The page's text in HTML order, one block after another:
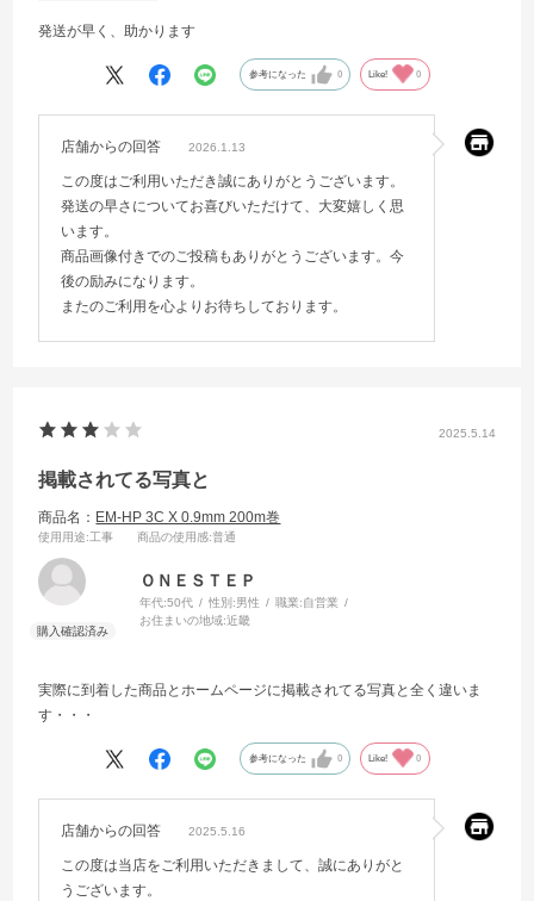
発送が早く、助かります
参考になった 0 Like! 0
店舗からの回答 2026.1.13
この度はご利用いただき誠にありがとうございます。
発送の早さについてお喜びいただけて、大変嬉しく思
います。
商品画像付きでのご投稿もありがとうございます。今
後の励みになります。
またのご利用を心よりお待ちしております。
2025.5.14
掲載されてる写真と
商品名： EM-HP 3C X 0.9mm 200m巻
使用用途:工事 商品の使用感:普通
ＯＮＥＳＴＥＰ
年代:50代 性別:男性 職業:自営業
お住まいの地域:近畿
実際に到着した商品とホームページに掲載されてる写真と全く違いま
す・・・
参考になった 0 Like! 0
店舗からの回答 2025.5.16
この度は当店をご利用いただきまして、誠にありがと
うございます。